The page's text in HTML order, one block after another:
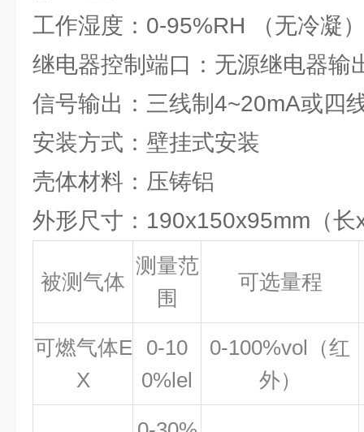
工作湿度：0-95%RH （无冷凝
继电器控制端口：无源继电器输
信号输出：三线制4~20mA或四
安装方式：壁挂式安装
壳体材料：压铸铝
外形尺寸：190x150x95mm（长
被测气体
测量范
围
可选量程
可燃气体E
X
0-10
0%lel
0-100%vol（红
外）